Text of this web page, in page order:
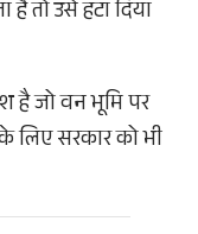
तो उसे हटा दिया
है जो वन भूमि पर
लिए सरकार को भी